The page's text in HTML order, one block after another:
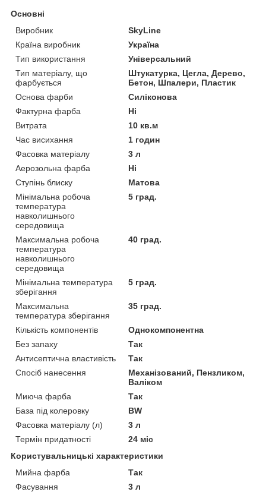
Основні
Виробник
SkyLine
Країна виробник
Україна
Тип використання
Універсальний
Тип матеріалу, що
фарбується
Штукатурка, Цегла, Дерево,
Бетон, Шпалери, Пластик
Основа фарби
Силіконова
Фактурна фарба
Ні
Витрата
10 кв.м
Час висихання
1 годин
Фасовка матеріалу
3 л
Аерозольна фарба
Ні
Ступінь блиску
Матова
Мінімальна робоча
температура
навколишнього
середовища
5 град.
Максимальна робоча
температура
навколишнього
середовища
40 град.
Мінімальна температура
зберігання
5 град.
Максимальна
температура зберігання
35 град.
Кількість компонентів
Однокомпонентна
Без запаху
Так
Антисептична властивість
Так
Спосіб нанесення
Механізований, Пензликом,
Валіком
Миюча фарба
Так
База під колеровку
BW
Фасовка матеріалу (л)
3 л
Термін придатності
24 міс
Користувальницькі характеристики
Мийна фарба
Так
Фасування
3 л